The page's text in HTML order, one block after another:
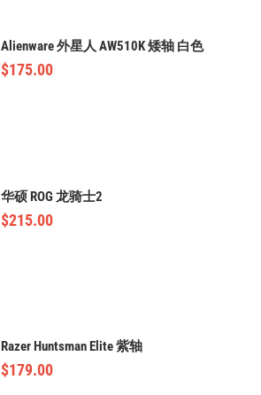
Alienware 外星人 AW510K 矮轴 白色
$175.00
华硕 ROG 龙骑士2
$215.00
Razer Huntsman Elite 紫轴
$179.00